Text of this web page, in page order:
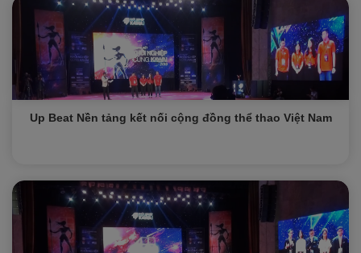
Up Beat Nền tảng kết nối cộng đồng thể thao Việt Nam